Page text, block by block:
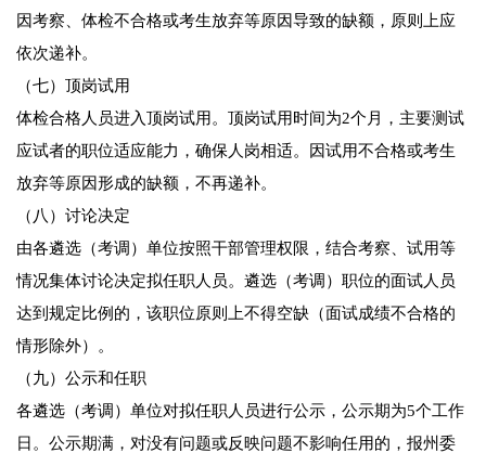
因考察、体检不合格或考生放弃等原因导致的缺额，原则上应
依次递补。
（七）顶岗试用
体检合格人员进入顶岗试用。顶岗试用时间为2个月，主要测试
应试者的职位适应能力，确保人岗相适。因试用不合格或考生
放弃等原因形成的缺额，不再递补。
（八）讨论决定
由各遴选（考调）单位按照干部管理权限，结合考察、试用等
情况集体讨论决定拟任职人员。遴选（考调）职位的面试人员
达到规定比例的，该职位原则上不得空缺（面试成绩不合格的
情形除外）。
（九）公示和任职
各遴选（考调）单位对拟任职人员进行公示，公示期为5个工作
日。公示期满，对没有问题或反映问题不影响任用的，报州委